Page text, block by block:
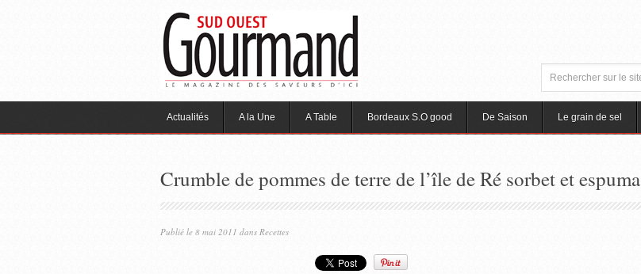
Actualités A la Une A Table Bordeaux S.O good De Saison Le grain de sel
Crumble de pommes de terre de l’île de Ré sorbet et espuma
Publié le 8 mai 2011 dans Recettes